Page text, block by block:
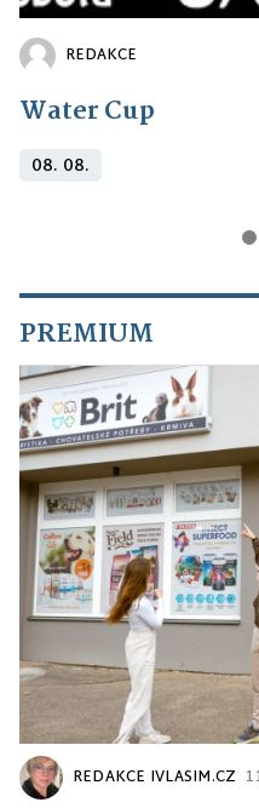
REDAKCE
Water Cup
08. 08.
PREMIUM
REDAKCE IVLASIM.CZ